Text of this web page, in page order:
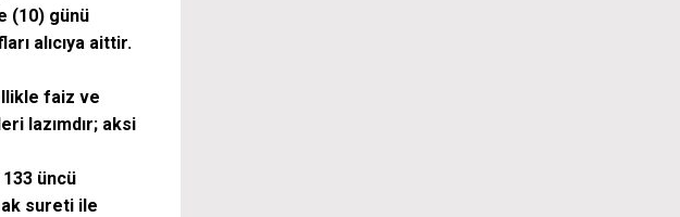
(10) günü
alıcıya aittir.
faiz ve
lazımdır; aksi
üncü
sureti ile